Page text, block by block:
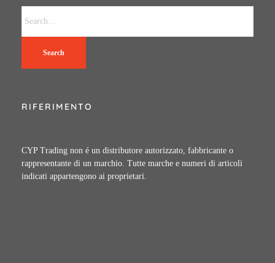
Search
RIFERIMENTO
CYP Trading non é un distributore autorizzato, fabbricante o
rappresentante di un marchio. Tutte marche e numeri di articoli
indicati appartengono ai proprietari.